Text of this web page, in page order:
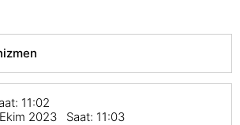
11:02
2023 Saat: 11:03